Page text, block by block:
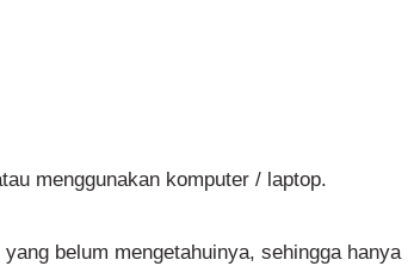
menggunakan komputer / laptop.
belum mengetahuinya, sehingga hanya